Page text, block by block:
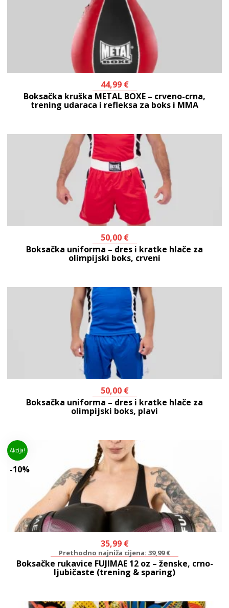
44,99 €
Boksačka kruška METAL BOXE – crveno-crna,
trening udaraca i refleksa za boks i MMA
50,00 €
Boksačka uniforma – dres i kratke hlače za
olimpijski boks, crveni
50,00 €
Boksačka uniforma – dres i kratke hlače za
olimpijski boks, plavi
-10%
35,99 €
Prethodno najniža cijena: 39,99€
Boksačke rukavice FUJIMAE 12 oz – ženske, crno-
ljubičaste (trening & sparing)
Akcija!